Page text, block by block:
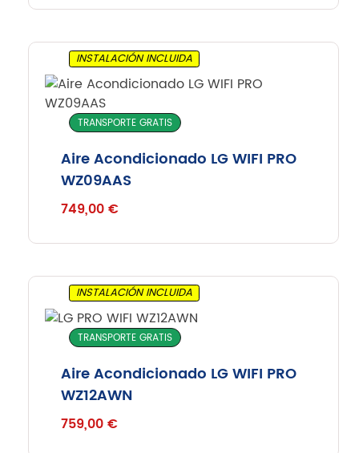
INSTALACIÓN INCLUIDA
TRANSPORTE GRATIS
Aire Acondicionado LG WIFI PRO
WZ09AAS
749,00€
INSTALACIÓN INCLUIDA
TRANSPORTE GRATIS
Aire Acondicionado LG WIFI PRO
WZ12AWN
759,00€